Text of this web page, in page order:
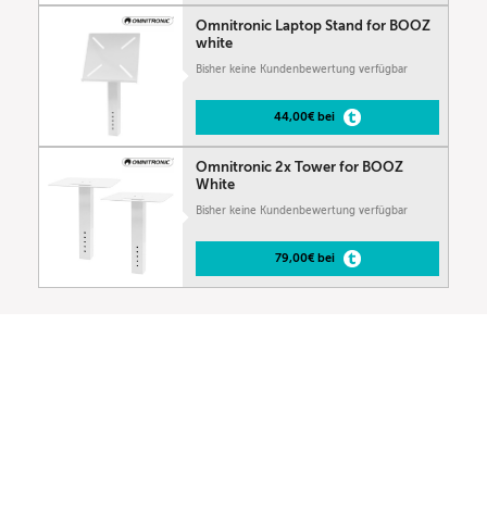
Omnitronic Laptop Stand for BOOZ
white
Bisher keine Kundenbewertung verfügbar
44,00€ bei
Omnitronic 2x Tower for BOOZ
White
Bisher keine Kundenbewertung verfügbar
79,00€ bei